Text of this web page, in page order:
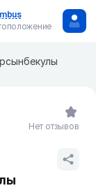
Нет отзывов